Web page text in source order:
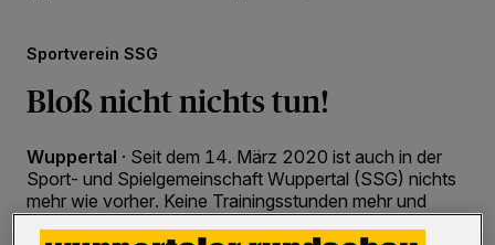
Sportverein SSG
Bloß nicht nichts tun!
Wuppertal · Seit dem 14. März 2020 ist auch in der
Sport‐ und Spielgemeinschaft Wuppertal (SSG) nichts
mehr wie vorher. Keine Trainingsstunden mehr und